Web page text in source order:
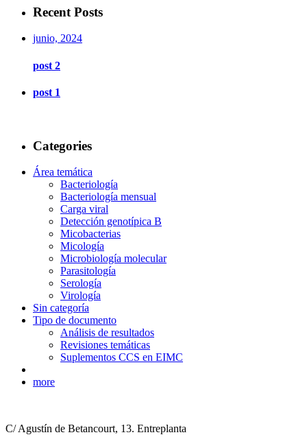
Recent Posts
junio, 2024
post 2
post 1
Categories
Área temática
Bacteriología
Bacteriología mensual
Carga viral
Detección genotípica B
Micobacterias
Micología
Microbiología molecular
Parasitología
Serología
Virología
Sin categoría
Tipo de documento
Análisis de resultados
Revisiones temáticas
Suplementos CCS en EIMC
more
C/ Agustín de Betancourt, 13. Entreplanta